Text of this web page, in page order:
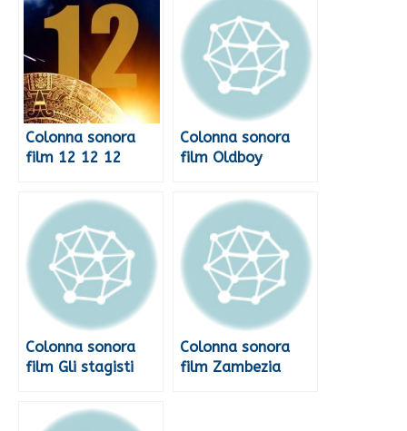
Colonna sonora
film 12 12 12
Colonna sonora
film Oldboy
Colonna sonora
film Gli stagisti
Colonna sonora
film Zambezia